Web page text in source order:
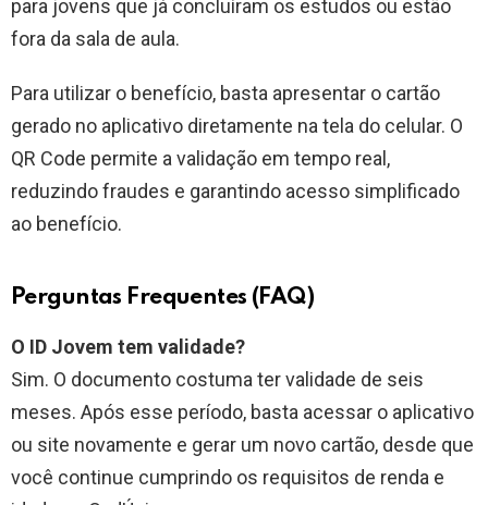
para jovens que já concluíram os estudos ou estão
fora da sala de aula.
Para utilizar o benefício, basta apresentar o cartão
gerado no aplicativo diretamente na tela do celular. O
QR Code permite a validação em tempo real,
reduzindo fraudes e garantindo acesso simplificado
ao benefício.
Perguntas Frequentes (FAQ)
O ID Jovem tem validade?
Sim. O documento costuma ter validade de seis
meses. Após esse período, basta acessar o aplicativo
ou site novamente e gerar um novo cartão, desde que
você continue cumprindo os requisitos de renda e